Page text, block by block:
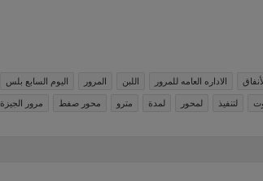
الاداره العامه للمرور اللبن المرور اليوم السابع بلس
لتنفيذ لمحور لمدة مترو محور صفط مرور الجيزة